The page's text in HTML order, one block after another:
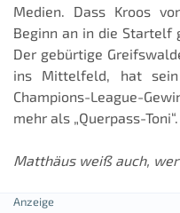
Medien. Dass Kroos
Beginn an in die Startelf
Der gebürtige
ins Mittelfeld, hat
Champions-League-
mehr als „Querpass-Toni“.
Matthäus weiß auch,